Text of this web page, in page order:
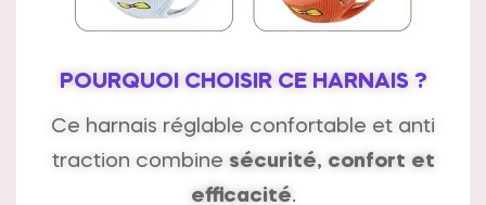
POURQUOI CHOISIR CE HARNAIS ?
Ce harnais réglable confortable et anti
traction combine sécurité, confort et
efficacité.